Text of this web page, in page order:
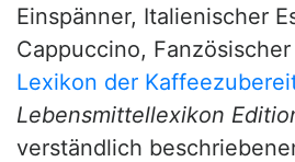
Einspänner, Italienischer
Cappuccino,
Lexikon der
Lebensmittellexikon
verständlich